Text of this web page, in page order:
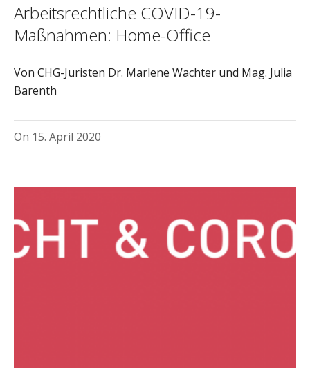
Arbeitsrechtliche COVID-19-
Maßnahmen: Home-Office
Von CHG-Juristen Dr. Marlene Wachter und Mag. Julia
Barenth
On 15. April 2020